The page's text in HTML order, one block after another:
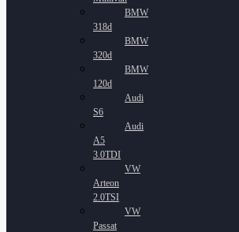
BMW
318d
BMW
320d
BMW
120d
Audi
S6
Audi
A5
3.0TDI
VW
Arteon
2.0TSI
VW
Passat